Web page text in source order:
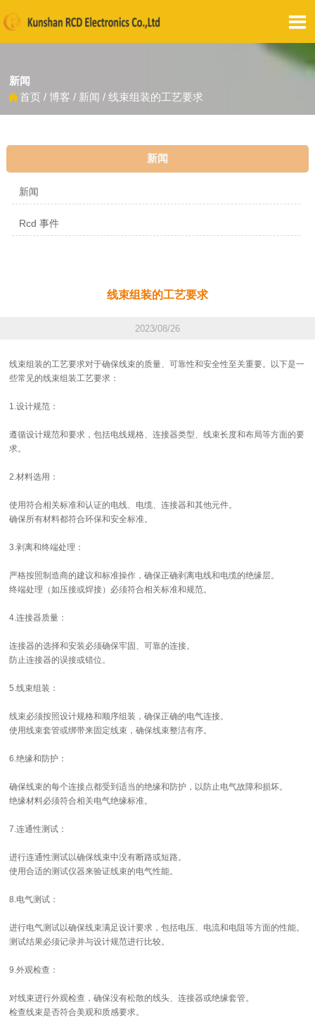

新闻
首页 / 博客 / 新闻 / 线束组装的工艺要求
新闻
新闻
Rcd 事件
线束组装的工艺要求
2023/08/26
线束组装的工艺要求对于确保线束的质量、可靠性和安全性至关重要。以下是一
些常见的线束组装工艺要求：
1.设计规范：
遵循设计规范和要求，包括电线规格、连接器类型、线束长度和布局等方面的要
求。
2.材料选用：
使用符合相关标准和认证的电线、电缆、连接器和其他元件。
确保所有材料都符合环保和安全标准。
3.剥离和终端处理：
严格按照制造商的建议和标准操作，确保正确剥离电线和电缆的绝缘层。
终端处理（如压接或焊接）必须符合相关标准和规范。
4.连接器质量：
连接器的选择和安装必须确保牢固、可靠的连接。
防止连接器的误接或错位。
5.线束组装：
线束必须按照设计规格和顺序组装，确保正确的电气连接。
使用线束套管或绑带来固定线束，确保线束整洁有序。
6.绝缘和防护：
确保线束的每个连接点都受到适当的绝缘和防护，以防止电气故障和损坏。
绝缘材料必须符合相关电气绝缘标准。
7.连通性测试：
进行连通性测试以确保线束中没有断路或短路。
使用合适的测试仪器来验证线束的电气性能。
8.电气测试：
进行电气测试以确保线束满足设计要求，包括电压、电流和电阻等方面的性能。
测试结果必须记录并与设计规范进行比较。
9.外观检查：
对线束进行外观检查，确保没有松散的线头、连接器或绝缘套管。
检查线束是否符合美观和质感要求。